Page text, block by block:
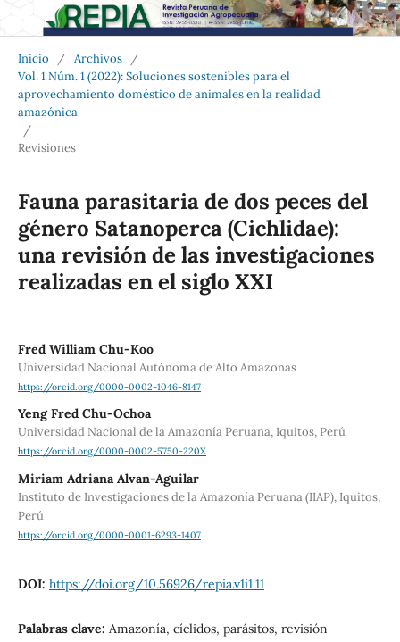
Inicio / Archivos
/
Vol. 1 Núm. 1 (2022): Soluciones sostenibles para el
aprovechamiento doméstico de animales en la realidad
amazónica
/
Revisiones
Fauna parasitaria de dos peces del
género Satanoperca (Cichlidae):
una revisión de las investigaciones
realizadas en el siglo XXI
Fred William Chu-Koo
Universidad Nacional Autónoma de Alto Amazonas
https://orcid.org/0000-0002-1046-8147
Yeng Fred Chu-Ochoa
Universidad Nacional de la Amazonía Peruana, Iquitos, Perú
https://orcid.org/0000-0002-5750-220X
Miriam Adriana Alvan-Aguilar
Instituto de Investigaciones de la Amazonía Peruana (IIAP), Iquitos,
Perú
https://orcid.org/0000-0001-6293-1407
DOI: https://doi.org/10.56926/repia.v1i1.11
Palabras clave: Amazonía, cíclidos, parásitos, revisión